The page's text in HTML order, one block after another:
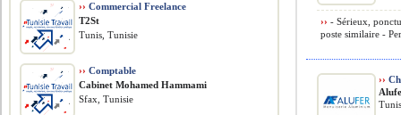
›› - Sérieux,
poste similaire -
››
›› Commercial Freelance
T2St
Tunis, Tunisie
›› Comptable
Cabinet Mohamed Hammami
Sfax, Tunisie